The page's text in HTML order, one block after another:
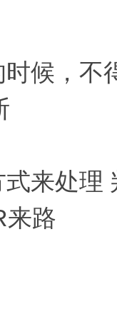
候，不
来处理
来路